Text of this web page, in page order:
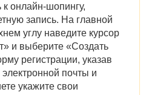
онлайн-шопингу,
запись. На главной
углу наведите курсор
и выберите «Создать
регистрации, указав
почты и
укажите свои